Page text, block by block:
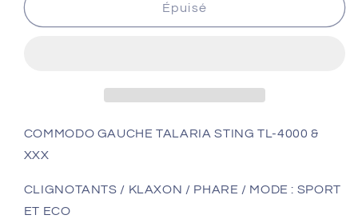
COMMODO
&amp;
XXX
COMMODO
&amp;
Épuisé
COMMODO GAUCHE TALARIA STING TL-4000 &
XXX
CLIGNOTANTS / KLAXON / PHARE / MODE : SPORT
ET ECO